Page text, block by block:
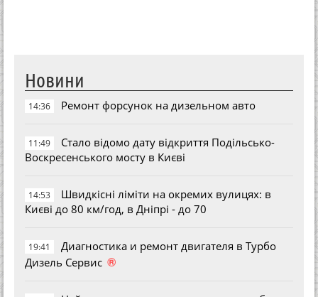
Новини
14:36 Ремонт форсунок на дизельном авто
11:49
Стало відомо дату відкриття Подільсько-
Воскресенського мосту в Києві
14:53
Швидкісні ліміти на окремих вулицях: в
Києві до 80 км/год, в Дніпрі - до 70
19:41
Диагностика и ремонт двигателя в Турбо
Дизель Сервис ®